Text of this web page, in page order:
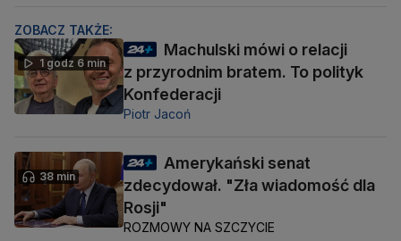
ZOBACZ TAKŻE:
1 godz 6 min
Machulski mówi o relacji
z przyrodnim bratem. To polityk
Konfederacji
Piotr Jacoń
38 min
Amerykański senat
zdecydował. "Zła wiadomość dla
Rosji"
ROZMOWY NA SZCZYCIE